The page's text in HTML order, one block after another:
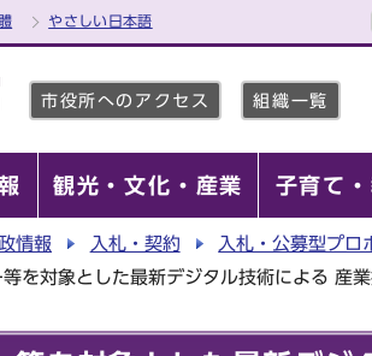
やさしい日本語
市役所へのアクセス 組織一覧
観光・文化・産業 子育て
情報 入札・契約 入札・公募型プロ
を対象とした最新デジタル技術による 産